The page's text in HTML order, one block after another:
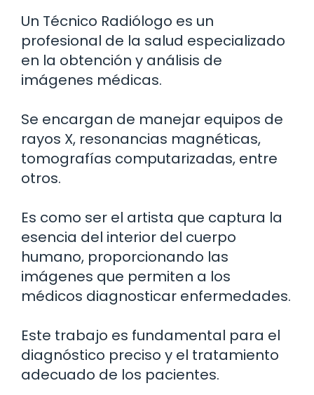
Un Técnico Radiólogo es un
profesional de la salud especializado
en la obtención y análisis de
imágenes médicas.
Se encargan de manejar equipos de
rayos X, resonancias magnéticas,
tomografías computarizadas, entre
otros.
Es como ser el artista que captura la
esencia del interior del cuerpo
humano, proporcionando las
imágenes que permiten a los
médicos diagnosticar enfermedades.
Este trabajo es fundamental para el
diagnóstico preciso y el tratamiento
adecuado de los pacientes.